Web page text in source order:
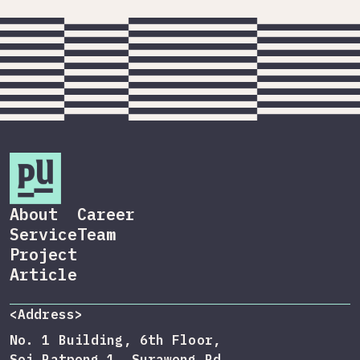
About
Service
Project
Article
Career
Team
<Address>
No. 1 Building, 6th Floor,